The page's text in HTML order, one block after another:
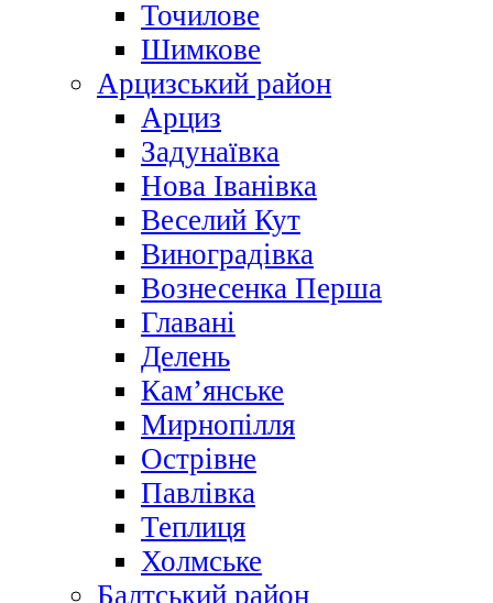
Точилове
Шимкове
Арцизський район
Арциз
Задунаївка
Нова Іванівка
Веселий Кут
Виноградівка
Вознесенка Перша
Главані
Делень
Кам’янське
Мирнопілля
Острівне
Павлівка
Теплиця
Холмське
Балтський район